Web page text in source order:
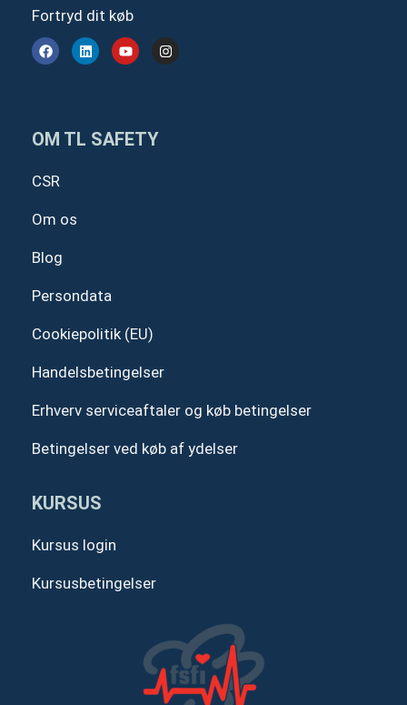
Fortryd dit køb
F
a
c
k
L
i
n
n
Y
o
u
I
n
s
OM TL SAFETY
CSR
Om os
Blog
Persondata
Cookiepolitik (EU)
Handelsbetingelser
Erhverv serviceaftaler og køb betingelser
Betingelser ved køb af ydelser
KURSUS
Kursus login
Kursusbetingelser